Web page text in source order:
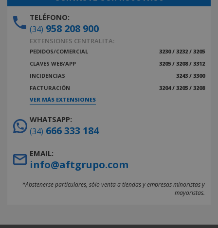
TELÉFONO:
(34) 958 208 900
EXTENSIONES CENTRALITA:
PEDIDOS/COMERCIAL
3230 / 3232 / 3205
CLAVES WEB/APP
3205 / 3208 / 3312
INCIDENCIAS
3243 / 3300
FACTURACIÓN
3204 / 3205 / 3208
VER MÁS EXTENSIONES
WHATSAPP:
(34) 666 333 184
EMAIL:
info@aftgrupo.com
*Abstenerse particulares, sólo venta a tiendas y empresas minoristas y
mayoristas.